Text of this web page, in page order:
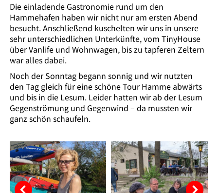
Die einladende Gastronomie rund um den
Hammehafen haben wir nicht nur am ersten Abend
besucht. Anschließend kuschelten wir uns in unsere
sehr unterschiedlichen Unterkünfte, vom TinyHouse
über Vanlife und Wohnwagen, bis zu tapferen Zeltern
war alles dabei.
Noch der Sonntag begann sonnig und wir nutzten
den Tag gleich für eine schöne Tour Hamme abwärts
und bis in die Lesum. Leider hatten wir ab der Lesum
Gegenströmung und Gegenwind – da mussten wir
ganz schön schaufeln.